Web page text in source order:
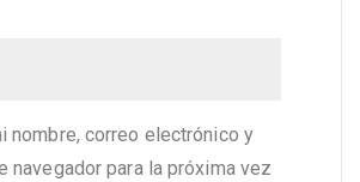
nombre, correo electrónico y
navegador para la próxima vez